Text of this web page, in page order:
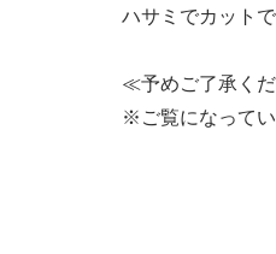
ハサミでカットで
≪予めご了承く
※ご覧になってい